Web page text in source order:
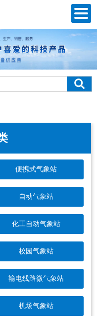
便携式气象站
自动气象站
化工自动气象站
校园气象站
输电线路微气象站
机场气象站